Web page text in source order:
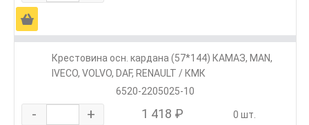
Ä
Крестовина осн. кардана (57*144) КАМАЗ, МАN,
IVECO, VOLVO, DAF, RENAULT / КМК
6520-2205025-10
- + 1 418 ₽ 0 шт.